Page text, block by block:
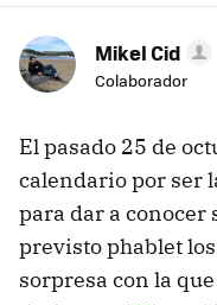
Mikel Cid
Colaborador
El pasado 25 de
calendario por ser
para dar a conocer
previsto phablet
sorpresa con la